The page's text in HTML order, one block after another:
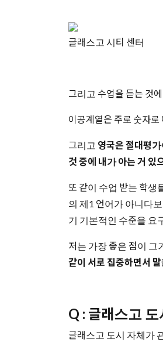
글래스고 시티 센터
그리고 수업을 듣는 것
이공계열은 주로 숫자로
그리고 영국은 절대평
것 중에 내가 아는 거 있
또 같이 수업 받는 학생
의 제1 언어가 아니다
기 기본적인 수준을 요
저는 가장 좋은 점이 그
같이 서로 집중하면서
Q : 글래스고
글래스고 도시 자체가